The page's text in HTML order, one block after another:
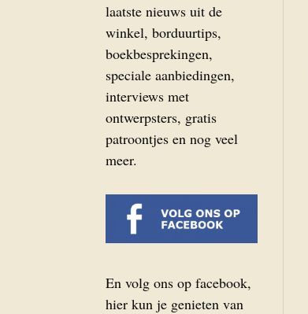
laatste nieuws uit de
winkel, borduurtips,
boekbesprekingen,
speciale aanbiedingen,
interviews met
ontwerpsters, gratis
patroontjes en nog veel
meer.
En volg ons op facebook,
hier kun je genieten van